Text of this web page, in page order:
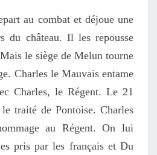
au combat et déjoue une
du château. Il les repousse
le siège de Melun tourne
Charles le Mauvais entame
Charles, le Régent. Le 21
traité de Pontoise. Charles
au Régent. On lui
pris par les français et Du